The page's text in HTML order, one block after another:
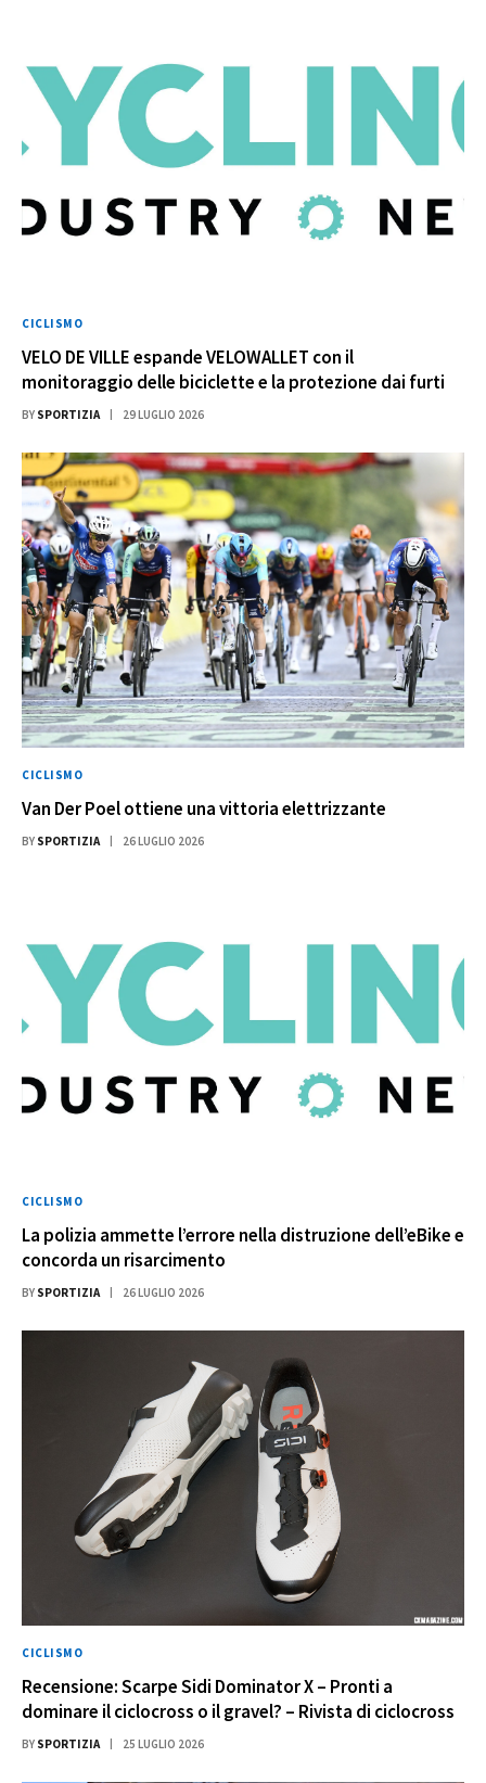
CICLISMO
VELO DE VILLE espande VELOWALLET con il
monitoraggio delle biciclette e la protezione dai furti
BY SPORTIZIA 29 LUGLIO 2026
CICLISMO
Van Der Poel ottiene una vittoria elettrizzante
BY SPORTIZIA 26 LUGLIO 2026
CICLISMO
La polizia ammette l’errore nella distruzione dell’eBike e
concorda un risarcimento
BY SPORTIZIA 26 LUGLIO 2026
CICLISMO
Recensione: Scarpe Sidi Dominator X – Pronti a
dominare il ciclocross o il gravel? – Rivista di ciclocross
BY SPORTIZIA 25 LUGLIO 2026